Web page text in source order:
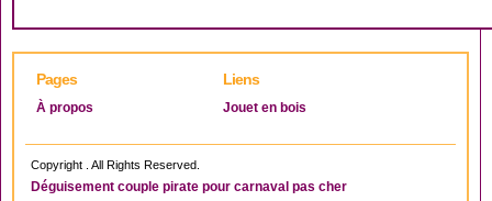
Pages
À propos
Liens
Jouet en bois
Copyright . All Rights Reserved.
Déguisement couple pirate pour carnaval pas cher